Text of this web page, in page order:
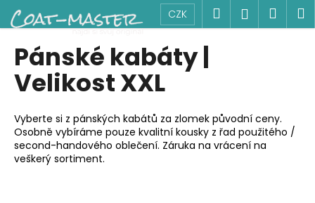
Přejít
na
obsah
CZK Hledat
Pánské kabáty |
Velikost XXL
Vyberte si z pánských kabátů za zlomek původní ceny.
Osobně vybíráme pouze kvalitní kousky z řad použitého /
second-handového oblečení. Záruka na vrácení na
veškerý sortiment.
o
C
o
p
o
t
ř